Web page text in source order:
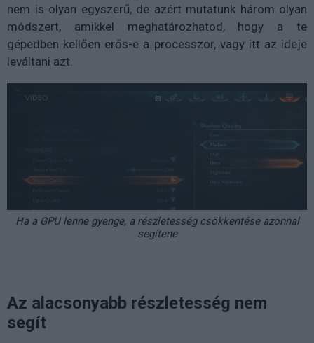
nem is olyan egyszerű, de azért mutatunk három olyan
módszert, amikkel meghatározhatod, hogy a te
gépedben kellően erős-e a processzor, vagy itt az ideje
leváltani azt.
Ha a GPU lenne gyenge, a részletesség csökkentése azonnal
segítene
Az alacsonyabb részletesség nem
segít